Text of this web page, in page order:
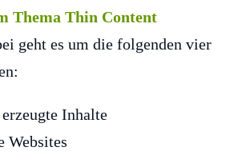
Thema Thin Content
geht es um die folgenden vier
Inhalte